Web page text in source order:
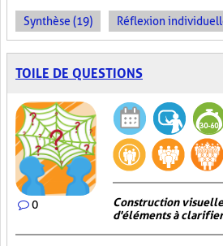
Synthèse (19) Réflexion
TOILE DE QUESTIONS
0
Construction
d'éléments à